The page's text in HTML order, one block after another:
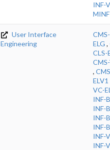
INF-
User Interface
Engineering
ELG ,
CLS-
,
ELV1
VC-
INF-
INF-
INF-
INF-
INF-
INF-